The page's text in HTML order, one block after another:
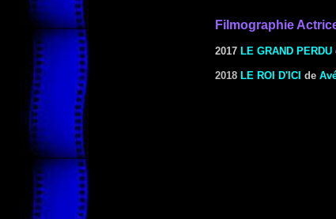
Filmographie
2017 LE GRAND PERDU
2018 LE ROI D'ICI de